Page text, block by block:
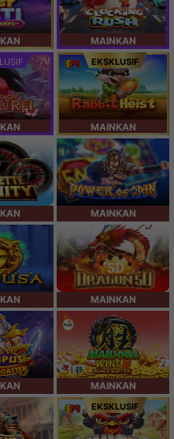
MAINKAN
EKSKLUSIF
MAINKAN
MAINKAN
MAINKAN
MAINKAN
EKSKLUSIF